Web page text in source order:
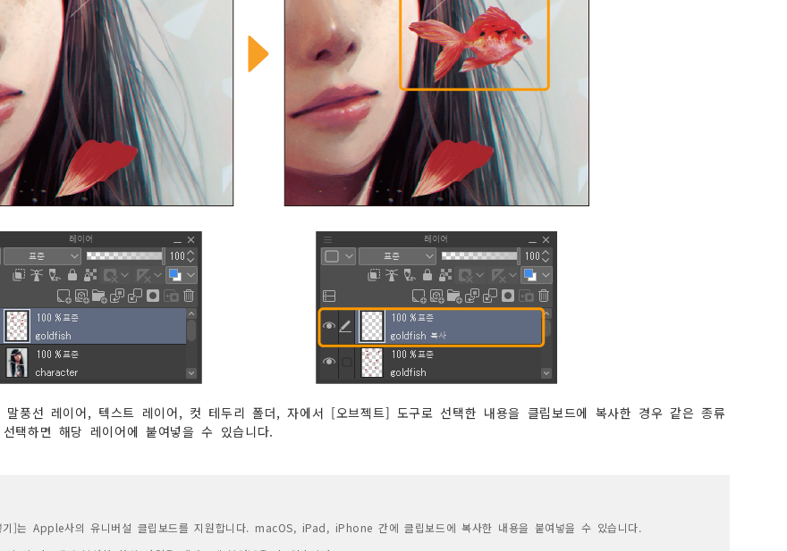
말풍선 레이어, 텍스트 레이어, 컷 테두리 폴더, 자에서 [오브젝트] 도구로 선택한 내용을 클립보드에 복사한 경우 같은 종류
택하면 해당 레이어에 붙여넣을 수 있습니다.
기]는 Apple사의 유니버설 클립보드를 지원합니다. macOS, iPad, iPhone 간에 클립보드에 복사한 내용을 붙여넣을 수 있습니다.